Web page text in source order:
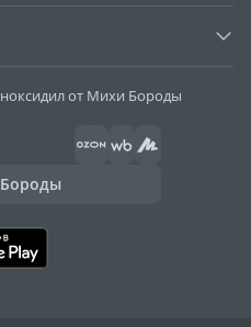
от Михи Бороды